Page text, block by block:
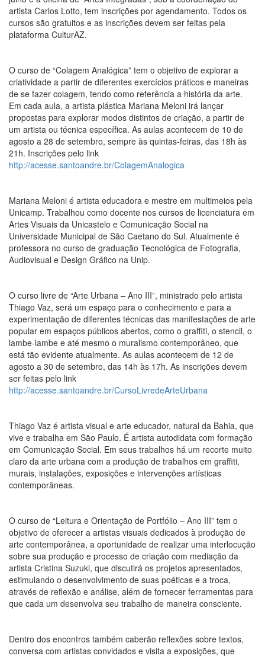
artista Carlos Lotto, tem inscrições por agendamento. Todos os
cursos são gratuitos e as inscrições devem ser feitas pela
plataforma CulturAZ.
O curso de “Colagem Analógica” tem o objetivo de explorar a
criatividade a partir de diferentes exercícios práticos e maneiras
de se fazer colagem, tendo como referência a história da arte.
Em cada aula, a artista plástica Mariana Meloni irá lançar
propostas para explorar modos distintos de criação, a partir de
um artista ou técnica específica. As aulas acontecem de 10 de
agosto a 28 de setembro, sempre às quintas-feiras, das 18h às
21h. Inscrições pelo link
http://acesse.santoandre.br/ColagemAnalogica
Mariana Meloni é artista educadora e mestre em multimeios pela
Unicamp. Trabalhou como docente nos cursos de licenciatura em
Artes Visuais da Unicastelo e Comunicação Social na
Universidade Municipal de São Caetano do Sul. Atualmente é
professora no curso de graduação Tecnológica de Fotografia,
Audiovisual e Design Gráfico na Unip.
O curso livre de “Arte Urbana – Ano III”, ministrado pelo artista
Thiago Vaz, será um espaço para o conhecimento e para a
experimentação de diferentes técnicas das manifestações de arte
popular em espaços públicos abertos, como o graffiti, o stencil, o
lambe-lambe e até mesmo o muralismo contemporâneo, que
está tão evidente atualmente. As aulas acontecem de 12 de
agosto a 30 de setembro, das 14h às 17h. As inscrições devem
ser feitas pelo link
http://acesse.santoandre.br/CursoLivredeArteUrbana
Thiago Vaz é artista visual e arte educador, natural da Bahia, que
vive e trabalha em São Paulo. É artista autodidata com formação
em Comunicação Social. Em seus trabalhos há um recorte muito
claro da arte urbana com a produção de trabalhos em graffiti,
murais, instalações, exposições e intervenções artísticas
contemporâneas.
O curso de “Leitura e Orientação de Portfólio – Ano III” tem o
objetivo de oferecer a artistas visuais dedicados à produção de
arte contemporânea, a oportunidade de realizar uma interlocução
sobre sua produção e processo de criação com mediação da
artista Cristina Suzuki, que discutirá os projetos apresentados,
estimulando o desenvolvimento de suas poéticas e a troca,
através de reflexão e análise, além de fornecer ferramentas para
que cada um desenvolva seu trabalho de maneira consciente.
Dentro dos encontros também caberão reflexões sobre textos,
conversa com artistas convidados e visita a exposições, que